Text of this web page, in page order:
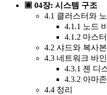
▣ 04장: 시스템 구조
4.1 클러스터와
4.1.1 노드
4.1.2 마스
4.2 샤드와 복사본
4.3 네트워크 바
4.3.1 젠 디
4.3.2 아마
4.4 정리